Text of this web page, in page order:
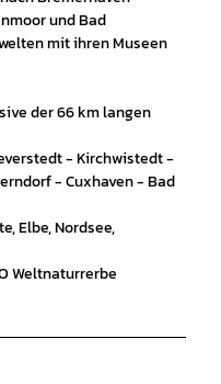
und Bad
mit ihren Museen
der 66 km langen
- Kirchwistedt -
- Cuxhaven - Bad
Elbe, Nordsee,
Weltnaturrerbe